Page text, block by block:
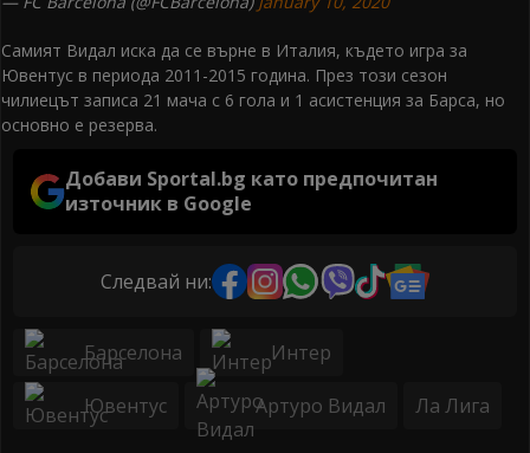
Самият Видал иска да се върне в Италия, където игра за
Ювентус в периода 2011-2015 година. През този сезон
чилиецът записа 21 мача с 6 гола и 1 асистенция за Барса, но
основно е резерва.
Добави Sportal.bg като предпочитан
източник в Google
Следвай ни:
Барселона Интер
Ювентус Артуро Видал Ла Лига